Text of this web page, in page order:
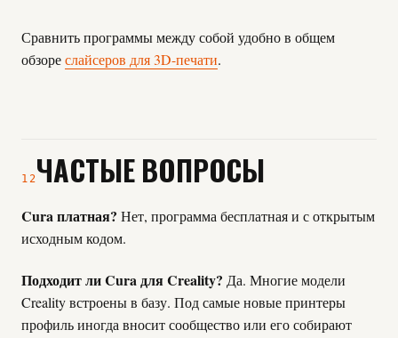
Сравнить программы между собой удобно в общем
обзореслайсеров для 3D-печати.
12ЧАСТЫЕ ВОПРОСЫ
Cura платная? Нет, программа бесплатная и с открытым
исходным кодом.
Подходит ли Cura для Creality? Да. Многие модели
Creality встроены в базу. Под самые новые принтеры
профиль иногда вносит сообщество или его собирают